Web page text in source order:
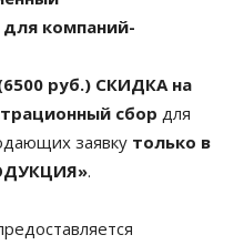
компаний-
руб.) СКИДКА на
сбор для
заявку только в
.